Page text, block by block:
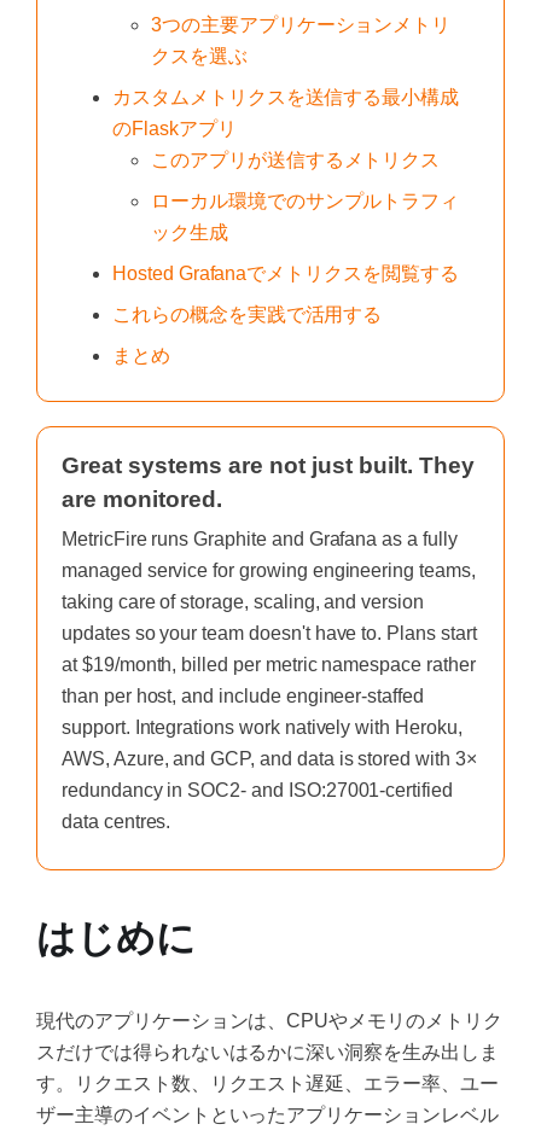
3つの主要アプリケーションメトリ
クスを選ぶ
カスタムメトリクスを送信する最小構成
のFlaskアプリ
このアプリが送信するメトリクス
ローカル環境でのサンプルトラフィ
ック生成
Hosted Grafanaでメトリクスを閲覧する
これらの概念を実践で活用する
まとめ
Great systems are not just built. They
are monitored.
MetricFire runs Graphite and Grafana as a fully
managed service for growing engineering teams,
taking care of storage, scaling, and version
updates so your team doesn't have to. Plans start
at $19/month, billed per metric namespace rather
than per host, and include engineer-staffed
support. Integrations work natively with Heroku,
AWS, Azure, and GCP, and data is stored with 3×
redundancy in SOC2- and ISO:27001-certified
data centres.
はじめに
現代のアプリケーションは、CPUやメモリのメトリク
スだけでは得られないはるかに深い洞察を生み出しま
す。リクエスト数、リクエスト遅延、エラー率、ユー
ザー主導のイベントといったアプリケーションレベル